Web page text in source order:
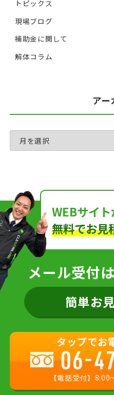
トピックス
現場ブログ
補助金に関して
解体コラム
アー
WEBサイト
無料でお見
メール受付
簡単お
タップでお
06-
【電話受付】